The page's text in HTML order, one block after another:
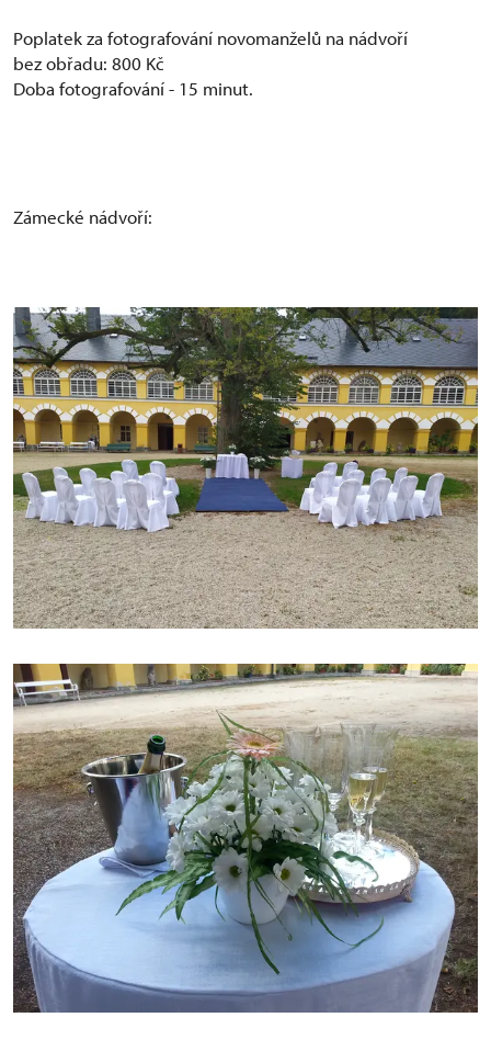
Poplatek za fotografování novomanželů na nádvoří
bez obřadu: 800 Kč
Doba fotografování - 15 minut.
Zámecké nádvoří: